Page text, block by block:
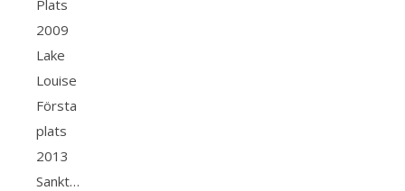
Plats
2009
Lake
Louise
Första
plats
2013
Sankt…